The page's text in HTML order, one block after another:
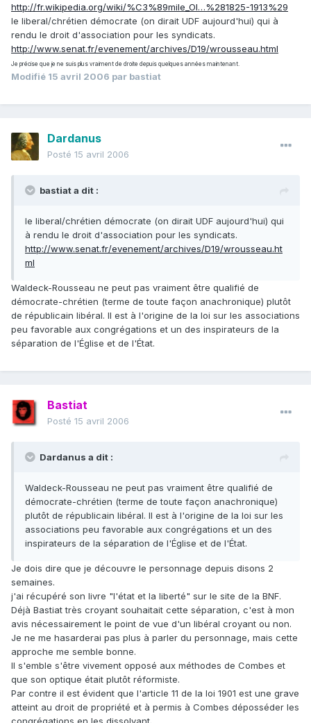
http://fr.wikipedia.org/wiki/%C3%89mile_Ol…%281825-1913%29
le liberal/chrétien démocrate (on dirait UDF aujourd'hui) qui à
rendu le droit d'association pour les syndicats.
http://www.senat.fr/evenement/archives/D19/wrousseau.html
Je précise que je ne suis plus vraiment de droite depuis quelques années maintenant.
Modifié 15 avril 2006 par bastiat
Dardanus
Posté 15 avril 2006
bastiat a dit :
le liberal/chrétien démocrate (on dirait UDF aujourd'hui) qui
à rendu le droit d'association pour les syndicats.
http://www.senat.fr/evenement/archives/D19/wrousseau.ht
ml
Waldeck-Rousseau ne peut pas vraiment être qualifié de
démocrate-chrétien (terme de toute façon anachronique) plutôt
de républicain libéral. Il est à l'origine de la loi sur les associations
peu favorable aux congrégations et un des inspirateurs de la
séparation de l'Église et de l'État.
Bastiat
Posté 15 avril 2006
Dardanus a dit :
Waldeck-Rousseau ne peut pas vraiment être qualifié de
démocrate-chrétien (terme de toute façon anachronique)
plutôt de républicain libéral. Il est à l'origine de la loi sur les
associations peu favorable aux congrégations et un des
inspirateurs de la séparation de l'Église et de l'État.
Je dois dire que je découvre le personnage depuis disons 2
semaines.
j'ai récupéré son livre "l'état et la liberté" sur le site de la BNF.
Déjà Bastiat très croyant souhaitait cette séparation, c'est à mon
avis nécessairement le point de vue d'un libéral croyant ou non.
Je ne me hasarderai pas plus à parler du personnage, mais cette
approche me semble bonne.
Il s'emble s'être vivement opposé aux méthodes de Combes et
que son optique était plutôt réformiste.
Par contre il est évident que l'article 11 de la loi 1901 est une grave
atteint au droit de propriété et à permis à Combes déposséder les